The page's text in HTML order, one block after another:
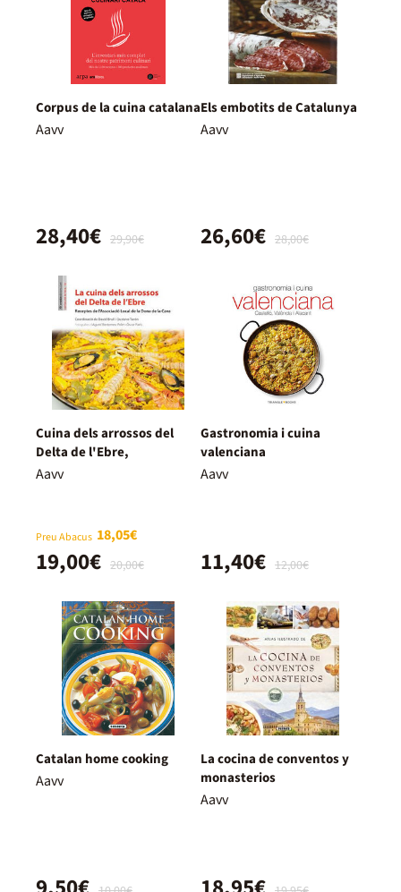
Corpus de la cuina catalana
Aavv
29,90€
28,40€
Els embotits de Catalunya
Aavv
28,00€
26,60€
Cuina dels arrossos del
Delta de l'Ebre,
Aavv
Preu Abacus 18,05€
20,00€
19,00€
Gastronomia i cuina
valenciana
Aavv
12,00€
11,40€
Catalan home cooking
Aavv
La cocina de conventos y
monasterios
Aavv